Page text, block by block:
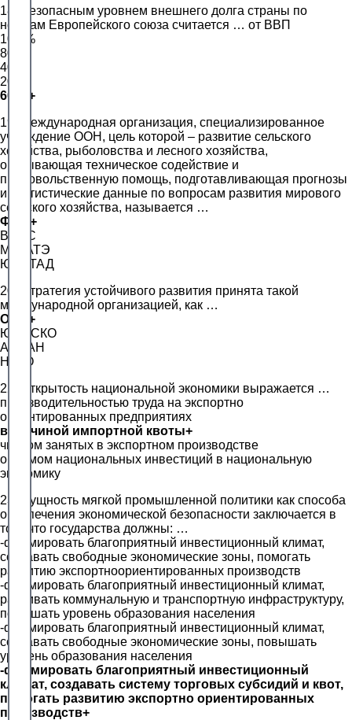
18. Безопасным уровнем внешнего долга страны по
нормам Европейского союза считается … от ВВП
100 %
80 %
40 %
20 %
60 %+
19. Международная организация, специализированное
учреждение ООН, цель которой – развитие сельского
хозяйства, рыболовства и лесного хозяйства,
оказывающая техническое содействие и
продовольственную помощь, подготавливающая прогнозы
и статистические данные по вопросам развития мирового
сельского хозяйства, называется …
ФАО+
ВОИС
МАГАТЭ
ЮНКТАД
20. Стратегия устойчивого развития принята такой
международной организацией, как …
ООН+
ЮНЕСКО
АСЕАН
НАТО
22. Открытость национальной экономики выражается …
производительностью труда на экспортно
ориентированных предприятиях
величиной импортной квоты+
числом занятых в экспортном производстве
объемом национальных инвестиций в национальную
экономику
23. Сущность мягкой промышленной политики как способа
обеспечения экономической безопасности заключается в
том, что государства должны: …
-формировать благоприятный инвестиционный климат,
создавать свободные экономические зоны, помогать
развитию экспортноориентированных производств
-формировать благоприятный инвестиционный климат,
развивать коммунальную и транспортную инфраструктуру,
повышать уровень образования населения
-формировать благоприятный инвестиционный климат,
создавать свободные экономические зоны, повышать
уровень образования населения
-формировать благоприятный инвестиционный
климат, создавать систему торговых субсидий и квот,
помогать развитию экспортно ориентированных
производств+